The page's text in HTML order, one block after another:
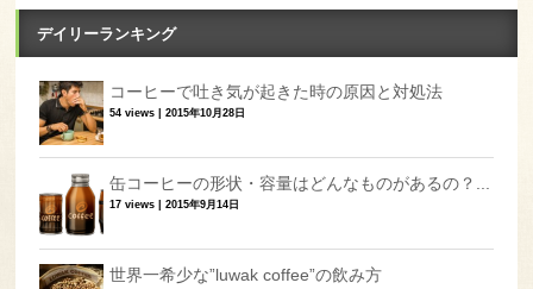
デイリーランキング
コーヒーで吐き気が起きた時の原因と対処法
54 views |2015年10月28日
缶コーヒーの形状・容量はどんなものがあるの？...
17 views |2015年9月14日
世界一希少な”luwak coffee”の飲み方